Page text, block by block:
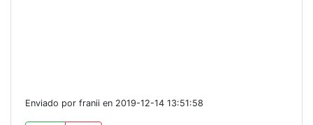
Enviado por franii en 2019-12-14 13:51:58